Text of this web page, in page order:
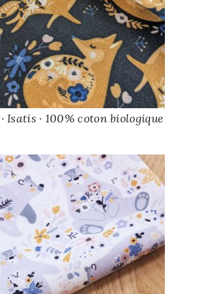
Isatis · 100% coton biologique